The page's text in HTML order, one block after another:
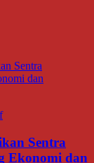
Sentra
Ekonomi dan